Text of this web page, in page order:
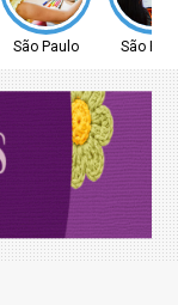
São Paulo São